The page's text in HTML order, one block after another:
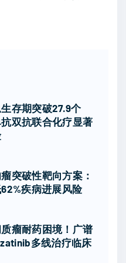
存期突破27.9个
双抗联合化疗显著
突破性靶向方案：
疾病进展风险
瘤耐药困境！广谱
多线治疗临床